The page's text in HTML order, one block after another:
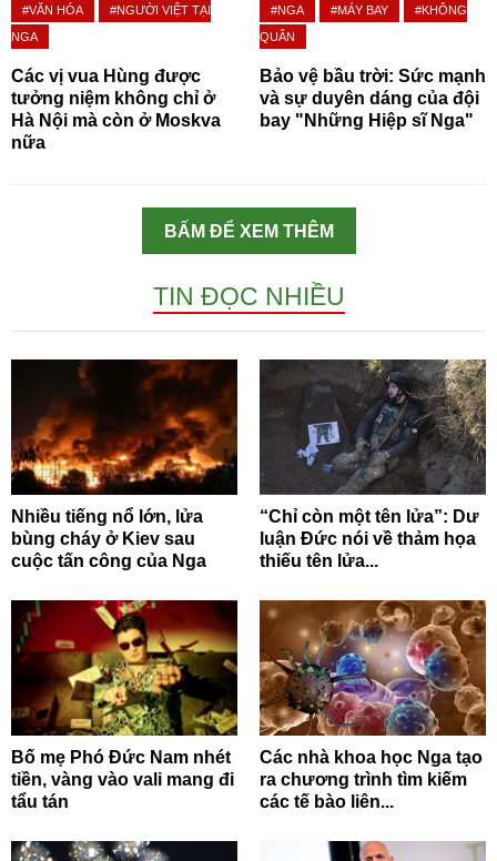
#VĂN HÓA
#NGƯỜI VIỆT TẠI
NGA
Các vị vua Hùng được
tưởng niệm không chỉ ở
Hà Nội mà còn ở Moskva
nữa
#NGA #MÁY BAY
#KHÔNG
QUÂN
Bảo vệ bầu trời: Sức mạnh
và sự duyên dáng của đội
bay "Những Hiệp sĩ Nga"
BẤM ĐỂ XEM THÊM
TIN ĐỌC NHIỀU
Nhiều tiếng nổ lớn, lửa
bùng cháy ở Kiev sau
cuộc tấn công của Nga
“Chỉ còn một tên lửa”: Dư
luận Đức nói về thảm họa
thiếu tên lửa...
Bố mẹ Phó Đức Nam nhét
tiền, vàng vào vali mang đi
tẩu tán
Các nhà khoa học Nga tạo
ra chương trình tìm kiếm
các tế bào liên...